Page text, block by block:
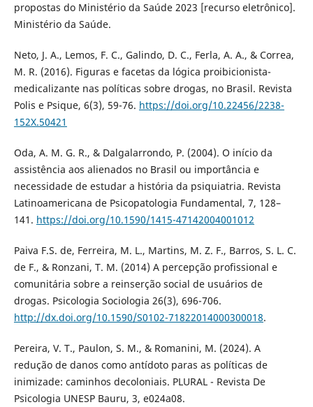
propostas do Ministério da Saúde 2023 [recurso eletrônico].
Ministério da Saúde.
Neto, J. A., Lemos, F. C., Galindo, D. C., Ferla, A. A., & Correa,
M. R. (2016). Figuras e facetas da lógica proibicionista-
medicalizante nas políticas sobre drogas, no Brasil. Revista
Polis e Psique, 6(3), 59-76. https://doi.org/10.22456/2238-
152X.50421
Oda, A. M. G. R., & Dalgalarrondo, P. (2004). O início da
assistência aos alienados no Brasil ou importância e
necessidade de estudar a história da psiquiatria. Revista
Latinoamericana de Psicopatologia Fundamental, 7, 128–
141. https://doi.org/10.1590/1415-47142004001012
Paiva F.S. de, Ferreira, M. L., Martins, M. Z. F., Barros, S. L. C.
de F., & Ronzani, T. M. (2014) A percepção profissional e
comunitária sobre a reinserção social de usuários de
drogas. Psicologia Sociologia 26(3), 696-706.
http://dx.doi.org/10.1590/S0102-71822014000300018.
Pereira, V. T., Paulon, S. M., & Romanini, M. (2024). A
redução de danos como antídoto paras as políticas de
inimizade: caminhos decoloniais. PLURAL - Revista De
Psicologia UNESP Bauru, 3, e024a08.